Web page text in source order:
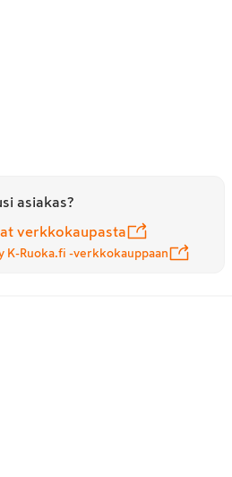
asiakas?
verkkokaupasta
K-Ruoka.fi -verkkokauppaan